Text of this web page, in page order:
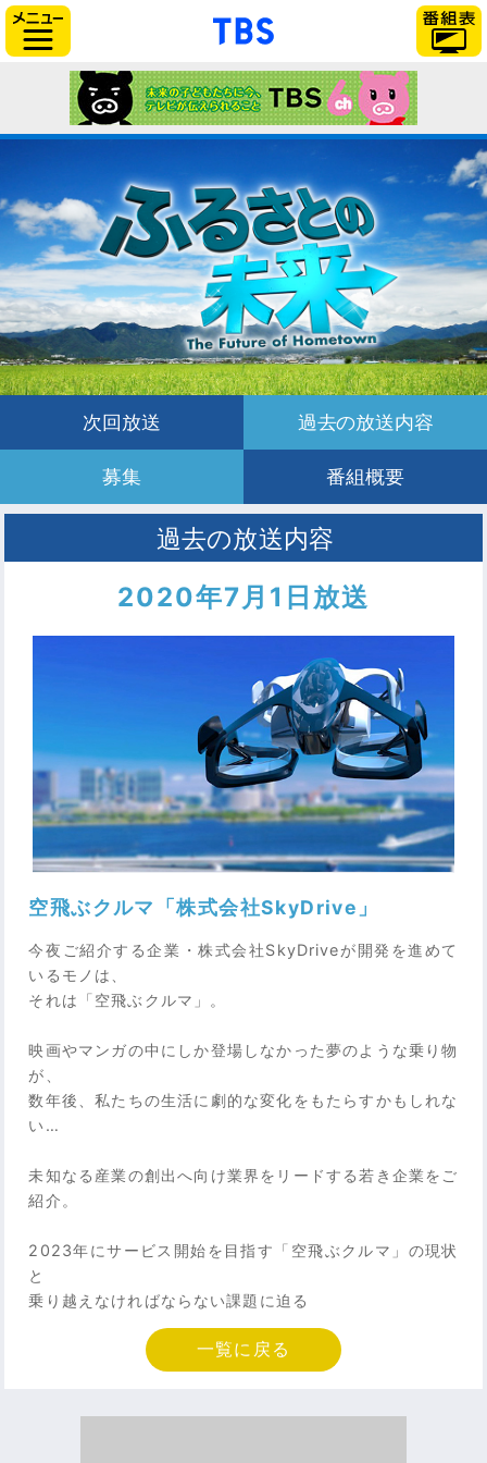
「TBSテレビ」トップ
2020年7月1日放送
空飛ぶクルマ「株式会社SkyDrive」
今夜ご紹介する企業・株式会社SkyDriveが開発を進めて
いるモノは、
それは「空飛ぶクルマ」。
映画やマンガの中にしか登場しなかった夢のような乗り物
が、
数年後、私たちの生活に劇的な変化をもたらすかもしれな
い…
未知なる産業の創出へ向け業界をリードする若き企業をご
紹介。
2023年にサービス開始を目指す「空飛ぶクルマ」の現状
と
乗り越えなければならない課題に迫る
一覧に戻る